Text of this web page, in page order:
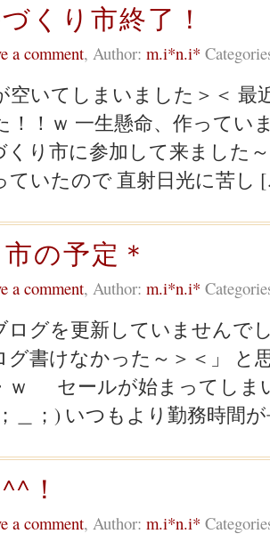
くり市終了！
a comment, Author: m.i*n.i*
空いてしまいました＞＜ 最
！！ｗ 一生懸命、作ってい
くり市に参加して来ました
ていたので 直射日光に苦し
の予定＊
a comment, Author: m.i*n.i*
ログを更新していませんで
グ書けなかった～＞＜」 と
ｗ セールが始まってしま
＿；) いつもより勤務時間
！
a comment, Author: m.i*n.i*